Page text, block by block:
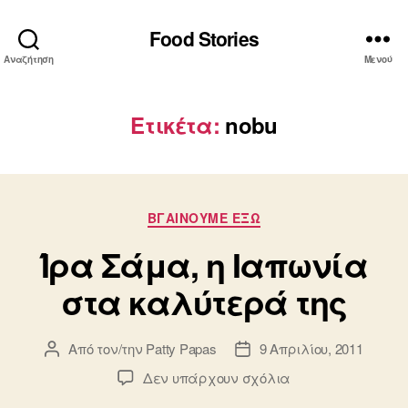
Αναζήτηση
Food Stories
Μενού
Ετικέτα: nobu
Κατηγορίες
ΒΓΑΙΝΟΥΜΕ ΕΞΩ
Ίρα Σάμα, η Ιαπωνία
στα καλύτερά της
Συντάκτης
Από τον/την Patty Papas
Ημ.
δημοσίευσης
9 Απριλίου, 2011
Δεν υπάρχουν σχόλια